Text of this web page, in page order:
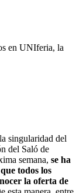
en UNIferia, la
singularidad del
del Saló de
semana, se ha
todos los
la oferta de